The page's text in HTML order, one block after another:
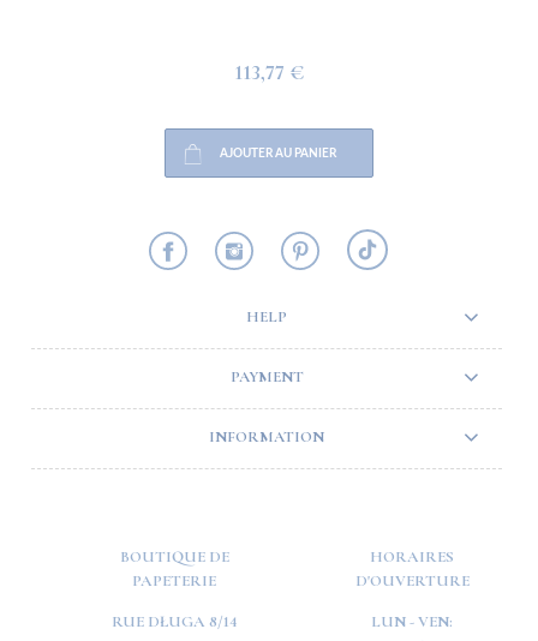
113,77 €
AJOUTER AU PANIER
HELP
PAYMENT
INFORMATION
BOUTIQUE DE
PAPETERIE
RUE DŁUGA 8/14
HORAIRES
D'OUVERTURE
LUN - VEN: